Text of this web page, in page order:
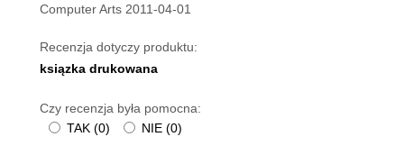
Computer Arts 2011-04-01
Recenzja dotyczy produktu:
ksiązka drukowana
Czy recenzja była pomocna:
TAK (0) NIE (0)